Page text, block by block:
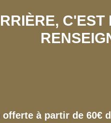
à partir de 60€